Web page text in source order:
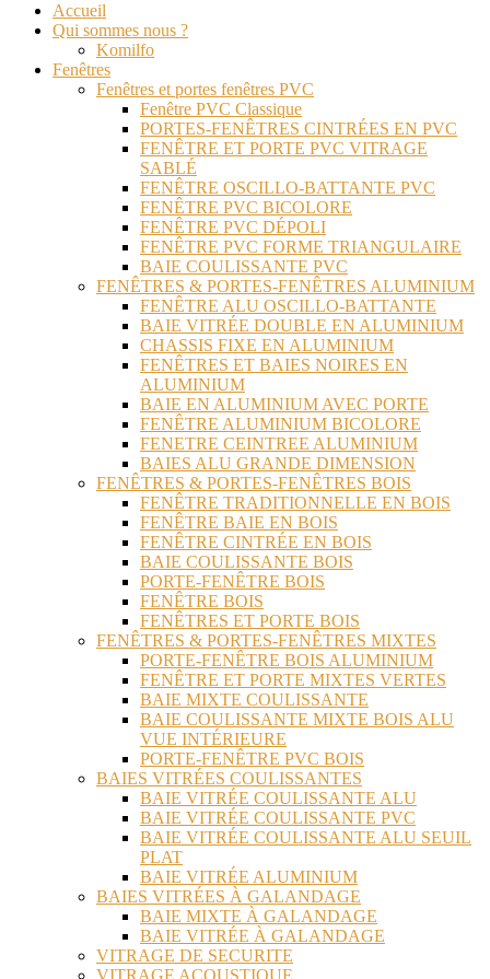
Accueil
Qui sommes nous ?
Komilfo
Fenêtres
Fenêtres et portes fenêtres PVC
Fenêtre PVC Classique
PORTES-FENÊTRES CINTRÉES EN PVC
FENÊTRE ET PORTE PVC VITRAGE
SABLÉ
FENÊTRE OSCILLO-BATTANTE PVC
FENÊTRE PVC BICOLORE
FENÊTRE PVC DÉPOLI
FENÊTRE PVC FORME TRIANGULAIRE
BAIE COULISSANTE PVC
FENÊTRES & PORTES-FENÊTRES ALUMINIUM
FENÊTRE ALU OSCILLO-BATTANTE
BAIE VITRÉE DOUBLE EN ALUMINIUM
CHASSIS FIXE EN ALUMINIUM
FENÊTRES ET BAIES NOIRES EN
ALUMINIUM
BAIE EN ALUMINIUM AVEC PORTE
FENÊTRE ALUMINIUM BICOLORE
FENETRE CEINTREE ALUMINIUM
BAIES ALU GRANDE DIMENSION
FENÊTRES & PORTES-FENÊTRES BOIS
FENÊTRE TRADITIONNELLE EN BOIS
FENÊTRE BAIE EN BOIS
FENÊTRE CINTRÉE EN BOIS
BAIE COULISSANTE BOIS
PORTE-FENÊTRE BOIS
FENÊTRE BOIS
FENÊTRES ET PORTE BOIS
FENÊTRES & PORTES-FENÊTRES MIXTES
PORTE-FENÊTRE BOIS ALUMINIUM
FENÊTRE ET PORTE MIXTES VERTES
BAIE MIXTE COULISSANTE
BAIE COULISSANTE MIXTE BOIS ALU
VUE INTÉRIEURE
PORTE-FENÊTRE PVC BOIS
BAIES VITRÉES COULISSANTES
BAIE VITRÉE COULISSANTE ALU
BAIE VITRÉE COULISSANTE PVC
BAIE VITRÉE COULISSANTE ALU SEUIL
PLAT
BAIE VITRÉE ALUMINIUM
BAIES VITRÉES À GALANDAGE
BAIE MIXTE À GALANDAGE
BAIE VITRÉE À GALANDAGE
VITRAGE DE SECURITE